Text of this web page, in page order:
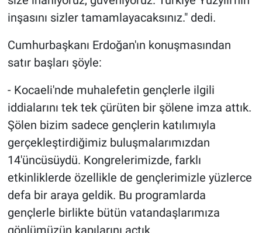
inşasını sizler tamamlayacaksınız." dedi.
Cumhurbaşkanı Erdoğan'ın konuşmasından
satır başları şöyle:
- Kocaeli'nde muhalefetin gençlerle ilgili
iddialarını tek tek çürüten bir şölene imza attık.
Şölen bizim sadece gençlerin katılımıyla
gerçekleştirdiğimiz buluşmalarımızdan
14'üncüsüydü. Kongrelerimizde, farklı
etkinliklerde özellikle de gençlerimizle yüzlerce
defa bir araya geldik. Bu programlarda
gençlerle birlikte bütün vatandaşlarımıza